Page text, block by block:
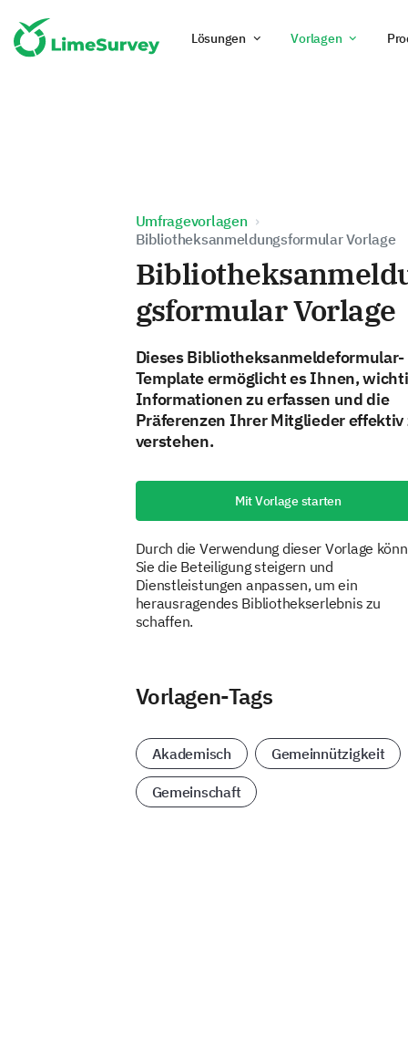
Lösungen Vorlagen
Umfragevorlagen
Bibliotheksanmeldungsformular Vorlage
gsformular Vorlage
Dieses Bibliotheksanmeldeformular-
Template ermöglicht es Ihnen,
Informationen zu erfassen und die
Präferenzen Ihrer Mitglieder effektiv
verstehen.
Mit Vorlage starten
Durch die Verwendung dieser Vorlage
Sie die Beteiligung steigern und
Dienstleistungen anpassen, um ein
herausragendes Bibliothekserlebnis zu
schaffen.
Vorlagen-Tags
Akademisch Gemeinnützigkeit
Gemeinschaft